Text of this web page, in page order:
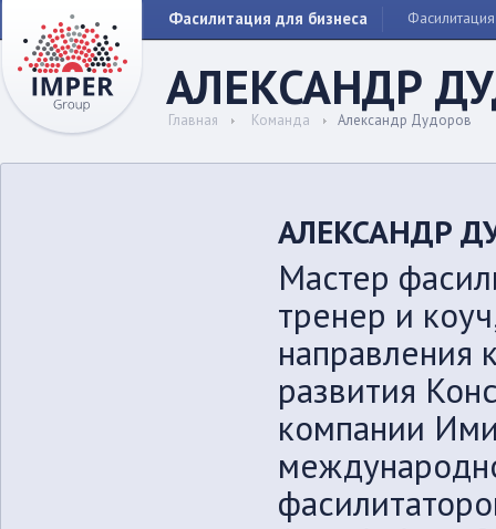
Фасилитация для бизнеса Фасилитация
АЛЕКСАНДР
Главная Команда Александр Дудоров
АЛЕКСАНДР
Мастер
тренер и
направления
развития
компании